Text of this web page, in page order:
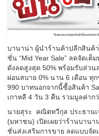
บานาน่า ผู้นำร้านค้าปลีกสินค้
ชั่น “Mid Year Sale” ลดจัดเ
ดังลดสูงสุด 50% พร้อมรับส่ว
ผ่อนสบาย 0% นาน 6 เดือน ทุ
990 บาทนอกจากนี้ซื้อสินค้า
เกาหลี 4 วัน 3 คืน รวมมูลค่าก
นายสุระ คณิตทวีกุล ประธานเ
(มหาชน) เปิดเผยว่าร้านบาน
ชั่นส่งเสริมการขาย ลดแบบจั